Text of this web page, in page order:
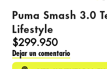
3. nike
4. guayos
5. gorras
Puma Smash 3.0
Lifestyle
$299.950
Dejar un comentario